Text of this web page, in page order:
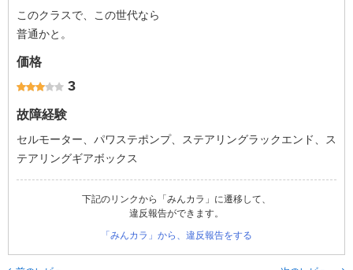
このクラスで、この世代なら
普通かと。
価格
3
故障経験
セルモーター、パワステポンプ、ステアリングラックエンド、ス
テアリングギアボックス
下記のリンクから「みんカラ」に遷移して、
違反報告ができます。
「みんカラ」から、違反報告をする